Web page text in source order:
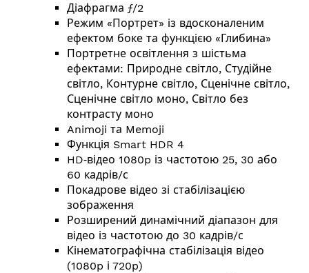
Діафрагма ƒ/2
Режим «Портрет» із вдо­ско­на­ле­ним
ефектом боке та функцією «Глибина»
Портретне освітлення з шістьма
ефектами: Природне світло, Студійне
світло, Контурне світло, Сценічне світло,
Сценічне світло моно, Світло без
контрасту моно
Animoji та Memoji
Функція Smart HDR 4
HD‑відео 1080p із частотою 25, 30 або
60 кадрів/с
Покадрове відео зі стабілізацією
зображення
Розширений динамічний діапазон для
відео із частотою до 30 кадрів/с
Кінемато­графічна стабілізація відео
(1080p і 720p)